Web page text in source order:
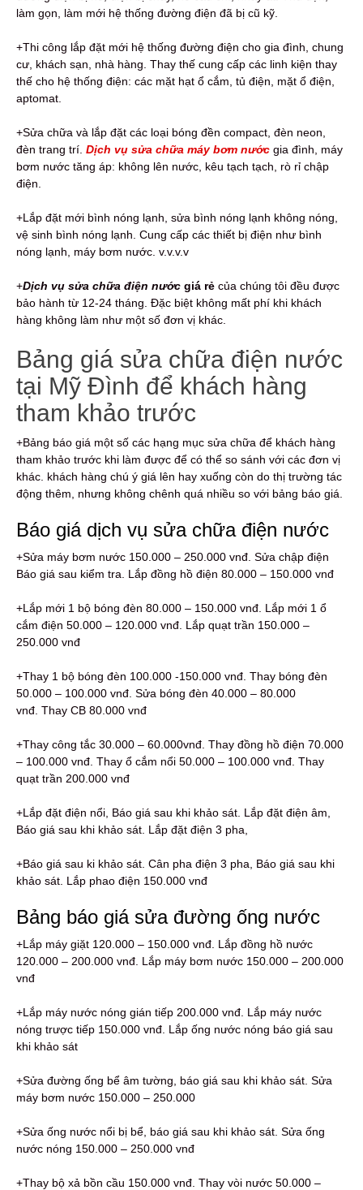
làm gọn, làm mới hệ thống đường điện đã bị cũ kỹ.
+Thi công lắp đặt mới hệ thống đường điện cho gia đình, chung
cư, khách sạn, nhà hàng. Thay thế cung cấp các linh kiện thay
thế cho hệ thống điện: các mặt hạt ổ cắm, tủ điện, mặt ổ điện,
aptomat.
+Sửa chữa và lắp đặt các loại bóng đền compact, đèn neon,
đèn trang trí. Dịch vụ sửa chữa máy bơm nước gia đình, máy
bơm nước tăng áp: không lên nước, kêu tạch tạch, rò rỉ chập
điện.
+Lắp đặt mới bình nóng lạnh, sửa bình nóng lạnh không nóng,
vệ sinh bình nóng lạnh. Cung cấp các thiết bị điện như bình
nóng lạnh, máy bơm nước. v.v.v.v
+Dịch vụ sửa chữa điện nước giá rẻ của chúng tôi đều được
bảo hành từ 12-24 tháng. Đặc biệt không mất phí khi khách
hàng không làm như một số đơn vị khác.
Bảng giá sửa chữa điện nước
tại Mỹ Đình để khách hàng
tham khảo trước
+Bảng báo giá một số các hạng mục sửa chữa để khách hàng
tham khảo trước khi làm được để có thể so sánh với các đơn vị
khác. khách hàng chú ý giá lên hay xuống còn do thị trường tác
động thêm, nhưng không chênh quá nhiều so với bảng báo giá.
Báo giá dịch vụ sửa chữa điện nước
+Sửa máy bơm nước 150.000 – 250.000 vnđ. Sửa chập điện
Báo giá sau kiểm tra. Lắp đồng hồ điện 80.000 – 150.000 vnđ
+Lắp mới 1 bộ bóng đèn 80.000 – 150.000 vnđ. Lắp mới 1 ổ
cắm điện 50.000 – 120.000 vnđ. Lắp quạt trần 150.000 –
250.000 vnđ
+Thay 1 bộ bóng đèn 100.000 -150.000 vnđ. Thay bóng đèn
50.000 – 100.000 vnđ. Sửa bóng đèn 40.000 – 80.000
vnđ. Thay CB 80.000 vnđ
+Thay công tắc 30.000 – 60.000vnđ. Thay đồng hồ điện 70.000
– 100.000 vnđ. Thay ổ cắm nổi 50.000 – 100.000 vnđ. Thay
quạt trần 200.000 vnđ
+Lắp đặt điện nổi, Báo giá sau khi khảo sát. Lắp đặt điện âm,
Báo giá sau khi khảo sát. Lắp đặt điện 3 pha,
+Báo giá sau ki khảo sát. Cân pha điện 3 pha, Báo giá sau khi
khảo sát. Lắp phao điện 150.000 vnđ
Bảng báo giá sửa đường ống nước
+Lắp máy giặt 120.000 – 150.000 vnđ. Lắp đồng hồ nước
120.000 – 200.000 vnđ. Lắp máy bơm nước 150.000 – 200.000
vnđ
+Lắp máy nước nóng gián tiếp 200.000 vnđ. Lắp máy nước
nóng trược tiếp 150.000 vnđ. Lắp ống nước nóng báo giá sau
khi khảo sát
+Sửa đường ống bể âm tường, báo giá sau khi khảo sát. Sửa
máy bơm nước 150.000 – 250.000
+Sửa ống nước nổi bị bể, báo giá sau khi khảo sát. Sửa ống
nước nóng 150.000 – 250.000 vnđ
+Thay bộ xả bồn cầu 150.000 vnđ. Thay vòi nước 50.000 –